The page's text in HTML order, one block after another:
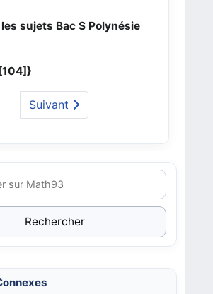
sujets Bac S Polynésie
Suivant
Rechercher